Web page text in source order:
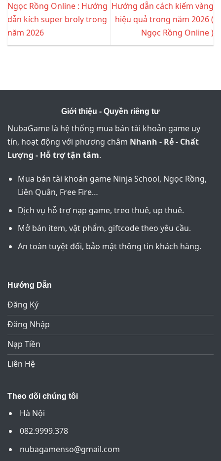
Ngọc Rồng Online : Hướng
dẫn kích super broly trong
năm 2026
Hướng dẫn cách kiếm vàng
hiệu quả trong năm 2026 (
Ngọc Rồng Online )
Giới thiệu - Quyền riêng tư
NubaGame là hệ thống mua bán tài khoản game uy
tín, hoạt động với phương châm Nhanh - Rẻ - Chất
Lượng - Hỗ trợ tận tâm.
Mua bán tài khoản game Ninja School, Ngọc Rồng,
Liên Quân, Free Fire…
Dịch vụ hỗ trợ nạp game, treo thuê, up thuê.
Mở bán item, vật phẩm, giftcode theo yêu cầu.
An toàn tuyệt đối, bảo mật thông tin khách hàng.
Hướng Dẫn
Đăng Ký
Đăng Nhập
Nạp Tiền
Liên Hệ
Theo dõi chúng tôi
Hà Nội
082.9999.378
nubagamenso@gmail.com